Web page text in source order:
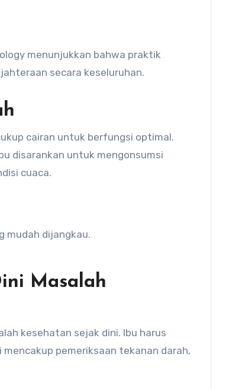
menunjukkan bahwa praktik
secara keseluruhan.
cairan untuk berfungsi optimal.
disarankan untuk mengonsumsi
cuaca.
mudah dijangkau.
Masalah
kesehatan sejak dini. Ibu harus
pemeriksaan tekanan darah,